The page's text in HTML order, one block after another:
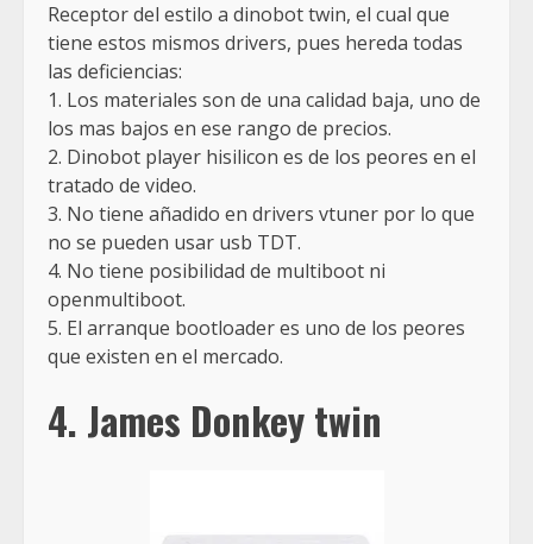
Receptor del estilo a dinobot twin, el cual que
tiene estos mismos drivers, pues hereda todas
las deficiencias:
1. Los materiales son de una calidad baja, uno de
los mas bajos en ese rango de precios.
2. Dinobot player hisilicon es de los peores en el
tratado de video.
3. No tiene añadido en drivers vtuner por lo que
no se pueden usar usb TDT.
4. No tiene posibilidad de multiboot ni
openmultiboot.
5. El arranque bootloader es uno de los peores
que existen en el mercado.
4. James Donkey twin